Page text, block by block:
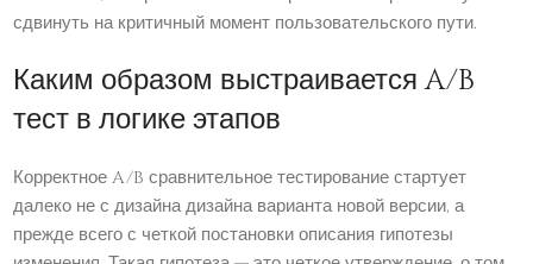
сдвинуть на критичный момент пользовательского пути.
Каким образом выстраивается A/B
тест в логике этапов
Корректное A/B сравнительное тестирование стартует
далеко не с дизайна дизайна варианта новой версии, а
прежде всего с четкой постановки описания гипотезы